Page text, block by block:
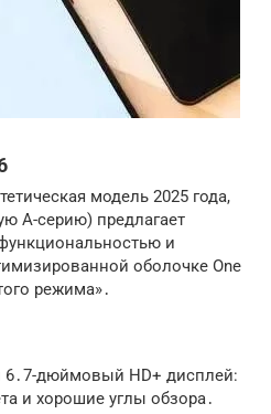
модель 2025 года,
A-серию) предлагает
и
оболочке One
режима»․
дюймовый HD+ дисплей:
и хорошие углы обзора․